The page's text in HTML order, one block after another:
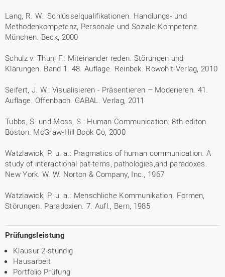
Lang, R. W.: Schlüsselqualifikationen. Handlungs- und
Methodenkompetenz, Personale und Soziale Kompetenz.
München. Beck, 2000
Schulz v. Thun, F.: Miteinander reden. Störungen und
Klärungen. Band 1. 48. Auflage. Reinbek. Rowohlt-Verlag, 2010
Seifert, J. W.: Visualisieren - Präsentieren – Moderieren. 41.
Auflage. Offenbach. GABAL. Verlag, 2011
Tubbs, S. und Moss, S.: Human Communication. 8th editon.
Boston. McGraw-Hill Book Co, 2000
Watzlawick, P. u. a.: Pragmatics of human communication. A
study of interactional pat-terns, pathologies,and paradoxes.
New York. W. W. Norton & Company, Inc., 1967
Watzlawick, P. u. a.: Menschliche Kommunikation. Formen,
Störungen. Paradoxien. 7. Aufl., Bern, 1985
Prüfungsleistung
Klausur 2-stündig
Hausarbeit
Portfolio Prüfung